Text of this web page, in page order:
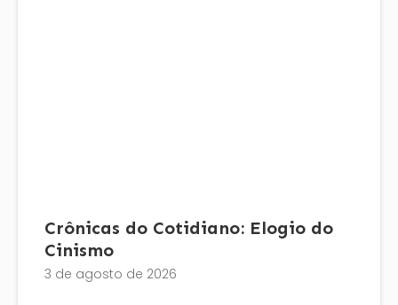
Crônicas do Cotidiano: Elogio do
Cinismo
3 de agosto de 2026